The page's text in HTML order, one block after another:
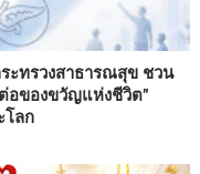
ะทรวงสาธารณสุข ชวน
อของขวัญแห่งชีวิต”
โลก